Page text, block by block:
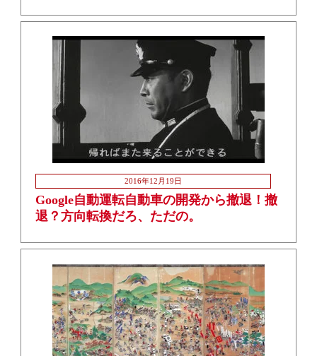
2016年12月19日
Google自動運転自動車の開発から撤退！撤
退？方向転換だろ、ただの。